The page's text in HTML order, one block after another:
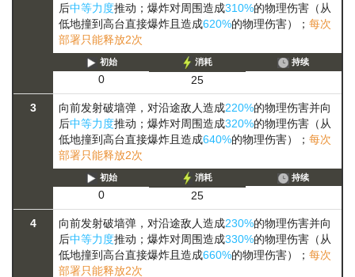
后中等力度推动；爆炸对周围造成310%的物理伤害（从
低地撞到高台直接爆炸且造成620%的物理伤害）； 每次
部署只能释放2次
初始
0
消耗
25
持续
3 向前发射破墙弹，对沿途敌人造成220%的物理伤害并向
后中等力度推动；爆炸对周围造成320%的物理伤害（从
低地撞到高台直接爆炸且造成640%的物理伤害）； 每次
部署只能释放2次
初始
0
消耗
25
持续
4 向前发射破墙弹，对沿途敌人造成230%的物理伤害并向
后中等力度推动；爆炸对周围造成330%的物理伤害（从
低地撞到高台直接爆炸且造成660%的物理伤害）； 每次
部署只能释放2次